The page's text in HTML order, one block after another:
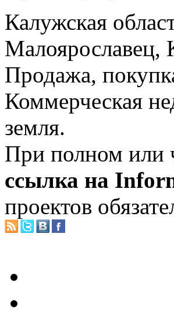
Калужская
Малоярославец,
Продажа,
Коммерческая
земля.
При полном или
ссылка на
проектов